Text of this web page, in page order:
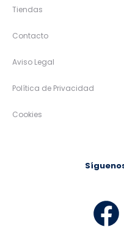
Tiendas
Contacto
Aviso Legal
Política de Privacidad
Cookies